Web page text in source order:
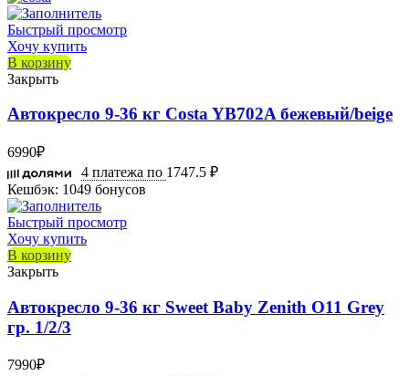
Быстрый просмотр
Хочу купить
В корзину
Закрыть
Автокресло 9-36 кг Costa YB702A бежевый/beige
6990₽
4 платежа по 1747.5 ₽
Кешбэк: 1049 бонусов
Быстрый просмотр
Хочу купить
В корзину
Закрыть
Автокресло 9-36 кг Sweet Baby Zenith O11 Grey
гр. 1/2/3
7990₽